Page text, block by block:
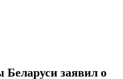
заявил о